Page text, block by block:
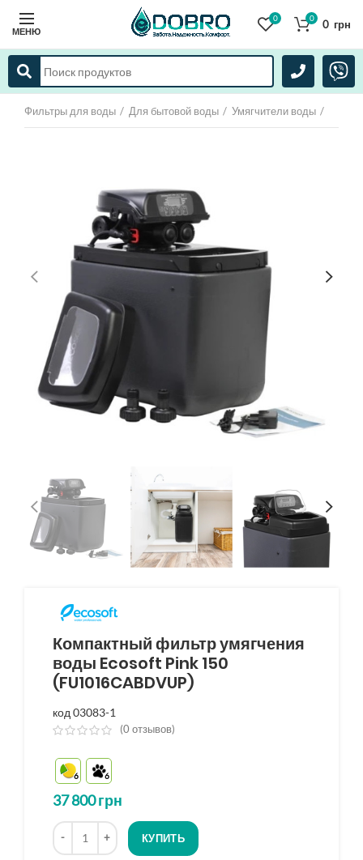
МЕНЮ
0 0 0 грн
Фильтры для воды Для бытовой воды Умягчители воды
Компактный фильтр умягчения
воды Ecosoft Pink 150
(FU1016CABDVUP)
код 03083-1
(0 отзывов)
6 6
37 800грн
Количество
КУПИТЬ